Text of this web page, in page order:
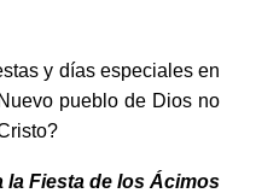
y días especiales en
pueblo de Dios no
Fiesta de los Ácimos